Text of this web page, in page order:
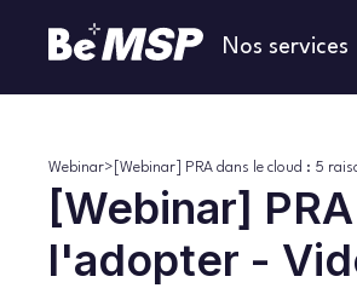
Nos services
Webinar> [Webinar] PRA dans le cloud : 5
[Webinar]
l'adopter -